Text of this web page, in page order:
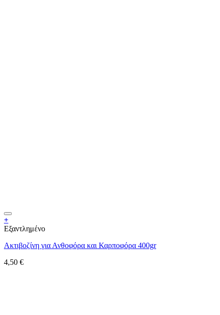
+
Εξαντλημένο
Ακτιβοζίνη για Ανθοφόρα και Καρποφόρα 400gr
4,50 €